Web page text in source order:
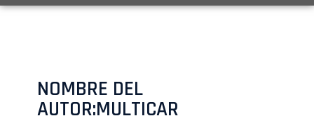
NOMBRE DEL
AUTOR:MULTICAR